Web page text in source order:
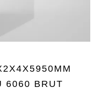
6060 BRUT